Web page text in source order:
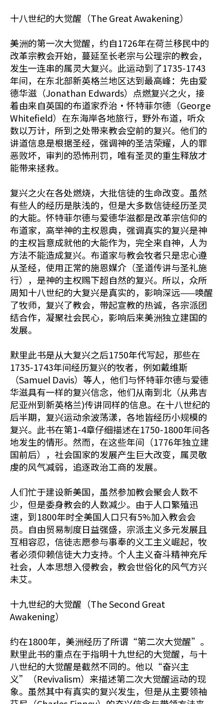
十八世纪的大觉醒（The Great Awakening）
美洲的第一次大觉醒，约自1726年在荷兰移民中的
改革宗教会开始，蔓延至长老宗与公理宗的教会，
发生一连串的属灵大复兴。此运动到了1735-1743
年间，在东北部新英格兰地区达到最高峰：先由爱
德华滋（Jonathan Edwards）点燃复兴之火，接
着由来自英国的布道家乔治•怀特菲尔德（George
Whitefield）在东海岸各地旅行，野外布道，听众
数以万计，所到之处带来教会空前的复兴。他们的
讲道信息是根据圣经，强调神的圣洁荣耀，人的罪
恶败坏，审判的恐怖刑罚，唯有圣灵的重生释放才
能带来拯救。
复兴之火在各处燃烧，大批信徒的生命改变。虽然
有些人的经历是肤浅的，但是大多数信徒经历圣灵
的大能。怀特菲尔德与爱德华滋都是改革宗信仰的
布道家，高举神的主权恩典，强调真实的复兴是神
的主权旨意成就他的大能作为，完全来自神，人为
方法不能造成复兴。布道家与教会牧者只是忠心遵
从圣经，使用正常的施恩媒介（圣道传讲与圣礼施
行），是神的主权赐下超自然的复兴。所以，众所
周知十八世纪的大复兴是真实的，影响深远——唤醒
了牧师，复兴了教会，带起宣教的热诚，各宗派团
结合作，凝聚社会民心，影响后来美洲独立建国的
发展。
默里此书是从大复兴之后1750年代写起，那些在
1735-1743年间经历复兴的牧者，例如戴维斯
（Samuel Davis）等人，他们与怀特菲尔德与爱德
华滋具有一样的复兴信念，他们从南到北（从弗吉
尼亚州到新英格兰)传讲同样的信息。在十八世纪的
后半期，复兴运动余波荡漾，各地皆经历小规模的
复兴。此书在第1-4章仔细描述在1750-1800年间各
地发生的情形。然而，在这些年间（1776年独立建
国前后），社会国家的发展产生巨大改变，属灵敬
虔的风气减弱，追逐政治工商的发展。
人们忙于建设新美国，虽然参加教会聚会人数不
少，但是委身教会的人数减少。由于人口繁殖迅
速，到1800年时全美国人口只有5%加入教会会
员。自由贸易制度日益强盛，宗派主义多元发展且
互相容忍，信徒志愿参与事奉的义工主义崛起，牧
者必须仰赖信徒大力支持。个人主义奋斗精神充斥
社会，人本思想入侵教会，教会世俗化的风气方兴
未艾。
十九世纪的大觉醒（The Second Great
Awakening）
约在1800年，美洲经历了所谓“第二次大觉醒”。
默里此书的重点在于指明十九世纪的大觉醒，与十
八世纪的大觉醒是截然不同的。他以“奋兴主
义”（Revivalism）来描述第二次大觉醒运动的现
象。虽然其中有真实的复兴发生，但是从主要领袖